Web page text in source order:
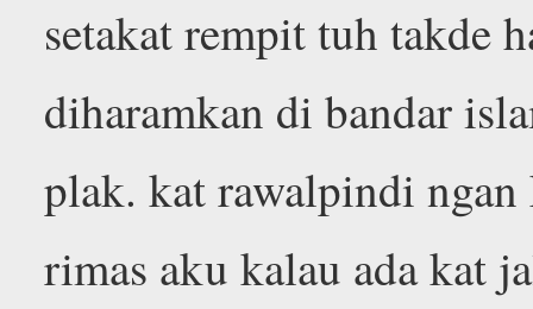
setakat rempit tuh takde
diharamkan di bandar
plak. kat rawalpindi ngan
rimas aku kalau ada kat